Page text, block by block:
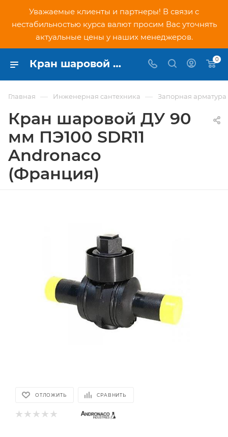
Уважаемые клиенты и партнеры! В связи с
нестабильностью курса валют просим Вас уточнять
актуальные цены у наших менеджеров.
Кран шаровой ДУ 90 мм ПЭ100 SDR11 Andronaco (Франция) - купить по низкой цене в Москве, интернет-магазин PNDtech.ru 0
Главная — Инженерная сантехника — Запорная арматура
Кран шаровой ДУ 90
мм ПЭ100 SDR11
Andronaco
(Франция)
ОТЛОЖИТЬ СРАВНИТЬ